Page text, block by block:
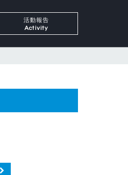
活動報告
Activity